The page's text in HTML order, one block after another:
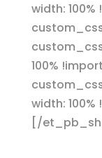
width:
100%
width:
[/